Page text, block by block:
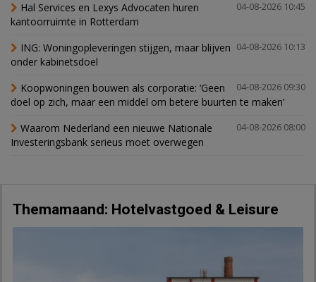
04-08-2026 10:45
Hal Services en Lexys Advocaten huren
kantoorruimte in Rotterdam
04-08-2026 10:13
ING: Woningopleveringen stijgen, maar blijven
onder kabinetsdoel
04-08-2026 09:30
Koopwoningen bouwen als corporatie: ‘Geen
doel op zich, maar een middel om betere buurten te maken’
04-08-2026 08:00
Waarom Nederland een nieuwe Nationale
Investeringsbank serieus moet overwegen
Themamaand: Hotelvastgoed & Leisure